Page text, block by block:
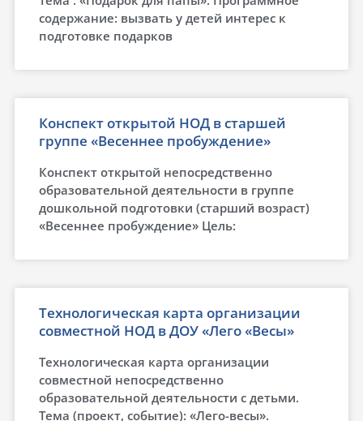
содержание: вызвать у детей интерес к
подготовке подарков
Конспект открытой НОД в старшей
группе «Весеннее пробуждение»
Конспект открытой непосредственно
образовательной деятельности в группе
дошкольной подготовки (старший возраст)
«Весеннее пробуждение» Цель:
Технологическая карта организации
совместной НОД в ДОУ «Лего «Весы»
Технологическая карта организации
совместной непосредственно
образовательной деятельности с детьми.
Тема (проект, событие): «Лего-весы».